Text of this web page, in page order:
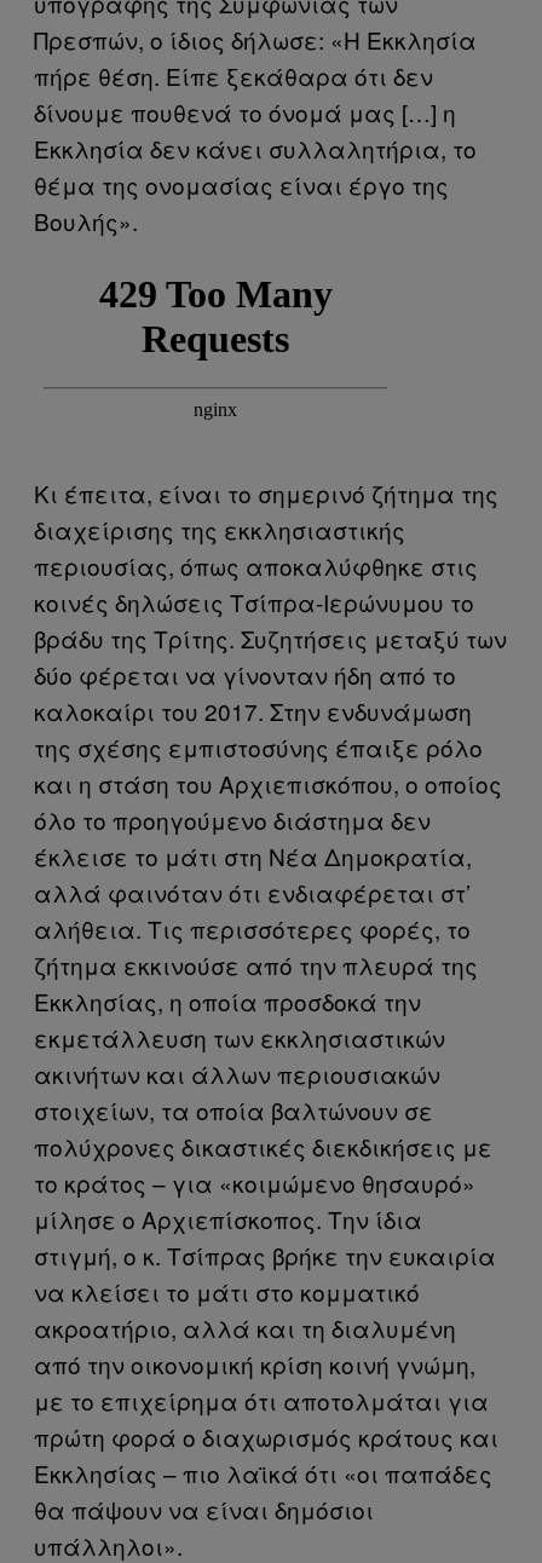
Πρεσπών, ο ίδιος δήλωσε: «H Εκκλησία
πήρε θέση. Είπε ξεκάθαρα ότι δεν
δίνουμε πουθενά το όνομά μας […] η
Εκκλησία δεν κάνει συλλαλητήρια, το
θέμα της ονομασίας είναι έργο της
Βουλής».
Κι έπειτα, είναι το σημερινό ζήτημα της
διαχείρισης της εκκλησιαστικής
περιουσίας, όπως αποκαλύφθηκε στις
κοινές δηλώσεις Τσίπρα-Ιερώνυμου το
βράδυ της Τρίτης. Συζητήσεις μεταξύ των
δύο φέρεται να γίνονταν ήδη από το
καλοκαίρι του 2017. Στην ενδυνάμωση
της σχέσης εμπιστοσύνης έπαιξε ρόλο
και η στάση του Αρχιεπισκόπου, ο οποίος
όλο το προηγούμενο διάστημα δεν
έκλεισε το μάτι στη Νέα Δημοκρατία,
αλλά φαινόταν ότι ενδιαφέρεται στ’
αλήθεια. Τις περισσότερες φορές, το
ζήτημα εκκινούσε από την πλευρά της
Εκκλησίας, η οποία προσδοκά την
εκμετάλλευση των εκκλησιαστικών
ακινήτων και άλλων περιουσιακών
στοιχείων, τα οποία βαλτώνουν σε
πολύχρονες δικαστικές διεκδικήσεις με
το κράτος – για «κοιμώμενο θησαυρό»
μίλησε ο Αρχιεπίσκοπος. Την ίδια
στιγμή, ο κ. Τσίπρας βρήκε την ευκαιρία
να κλείσει το μάτι στο κομματικό
ακροατήριο, αλλά και τη διαλυμένη
από την οικονομική κρίση κοινή γνώμη,
με το επιχείρημα ότι αποτολμάται για
πρώτη φορά ο διαχωρισμός κράτους και
Εκκλησίας – πιο λαϊκά ότι «οι παπάδες
θα πάψουν να είναι δημόσιοι
υπάλληλοι».